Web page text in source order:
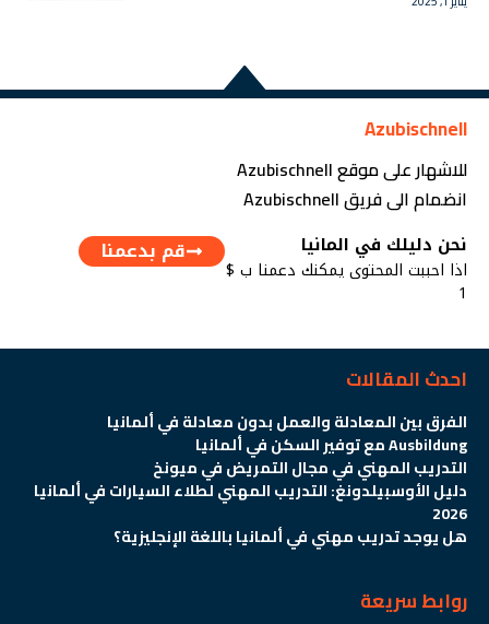
Azubischnell
للاشهار على موقع Azubischnell
انضمام الى فريق Azubischnell
نحن دليلك في المانيا
اذا احببت المحتوى يمكنك دعمنا ب $
1
قم بدعمنا
احدث المقالات
الفرق بين المعادلة والعمل بدون معادلة في ألمانيا
Ausbildung مع توفير السكن في ألمانيا
التدريب المهني في مجال التمريض في ميونخ
دليل الأوسبيلدونغ: التدريب المهني لطلاء السيارات في ألمانيا
2026
هل يوجد تدريب مهني في ألمانيا باللغة الإنجليزية؟
روابط سريعة